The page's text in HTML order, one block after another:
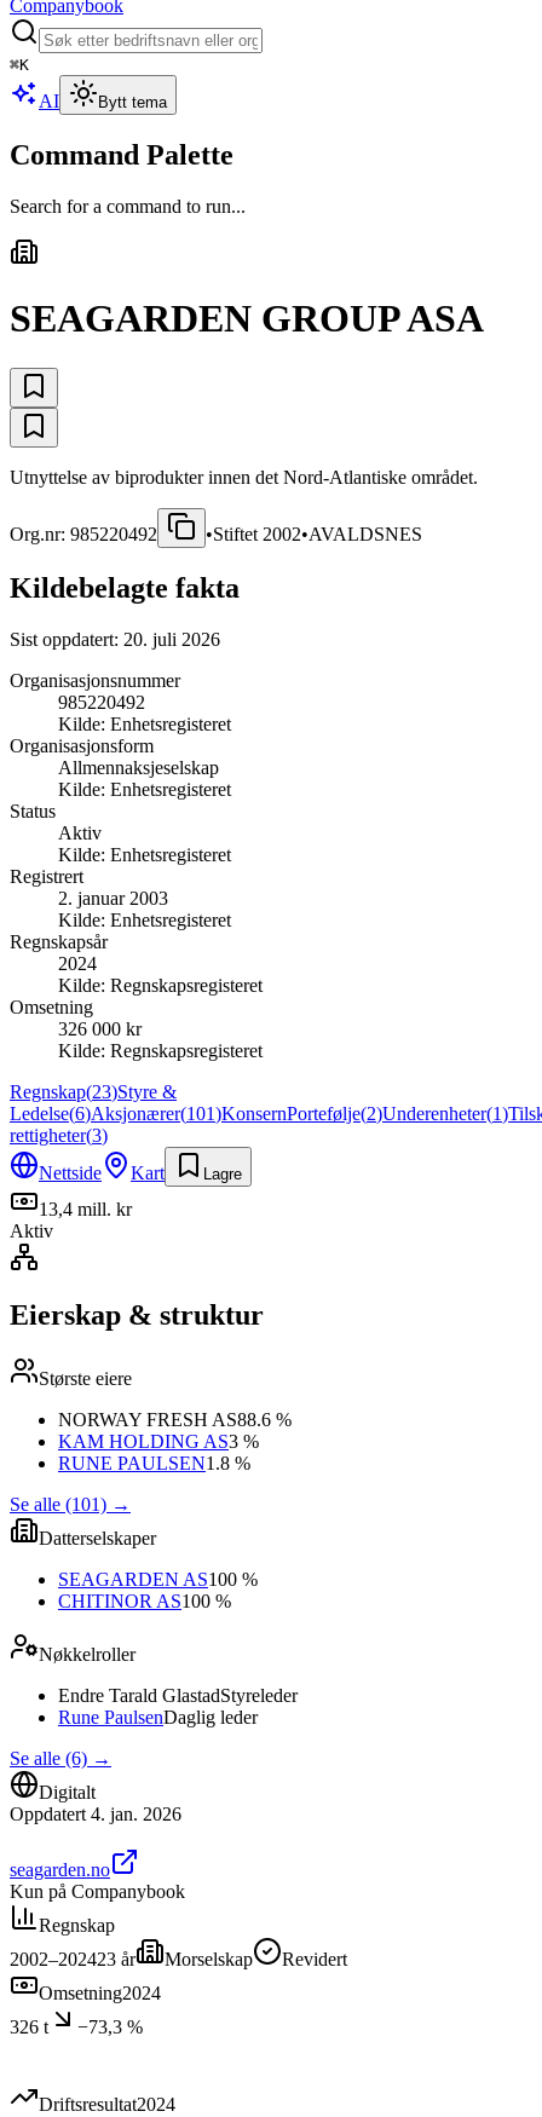
Companybook
⌘K
AI Bytt tema
Command Palette
Search for a command to run...
SEAGARDEN GROUP ASA
Utnyttelse av biprodukter innen det Nord-Atlantiske området.
Org.nr: 985220492 •Stiftet 2002•AVALDSNES
Kildebelagte fakta
Sist oppdatert: 20. juli 2026
Organisasjonsnummer
985220492
Kilde: Enhetsregisteret
Organisasjonsform
Allmennaksjeselskap
Kilde: Enhetsregisteret
Status
Aktiv
Kilde: Enhetsregisteret
Registrert
2. januar 2003
Kilde: Enhetsregisteret
Regnskapsår
2024
Kilde: Regnskapsregisteret
Omsetning
326 000 kr
Kilde: Regnskapsregisteret
Regnskap(23)Styre &
Ledelse(6)Aksjonærer(101)KonsernPortefølje(2)Underenheter(1)
rettigheter(3)
Nettside
Kart Lagre
13,4 mill. kr
Aktiv
Eierskap & struktur
Største eiere
NORWAY FRESH AS88.6 %
KAM HOLDING AS3 %
RUNE PAULSEN1.8 %
Se alle (101) →
Datterselskaper
SEAGARDEN AS100 %
CHITINOR AS100 %
Nøkkelroller
Endre Tarald GlastadStyreleder
Rune PaulsenDaglig leder
Se alle (6) →
Digitalt
Oppdatert 4. jan. 2026
seagarden.no
Kun på Companybook
Regnskap
2002–202423 år Morselskap
Revidert
Omsetning2024
326 t
−73,3 %
Driftsresultat2024